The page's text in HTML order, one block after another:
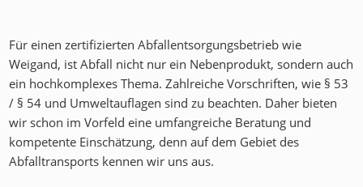
Für einen zertifizierten Abfallentsorgungsbetrieb wie
Weigand, ist Abfall nicht nur ein Nebenprodukt, sondern auch
ein hochkomplexes Thema. Zahlreiche Vorschriften, wie § 53
/ § 54 und Umweltauflagen sind zu beachten. Daher bieten
wir schon im Vorfeld eine umfangreiche Beratung und
kompetente Einschätzung, denn auf dem Gebiet des
Abfalltransports kennen wir uns aus.